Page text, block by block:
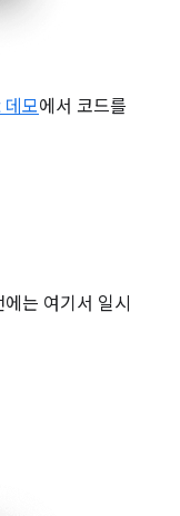
모에서 코드를
는 여기서 일시